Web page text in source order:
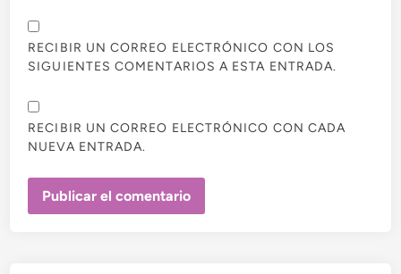
RECIBIR UN CORREO ELECTRÓNICO CON LOS
SIGUIENTES COMENTARIOS A ESTA ENTRADA.
RECIBIR UN CORREO ELECTRÓNICO CON CADA
NUEVA ENTRADA.